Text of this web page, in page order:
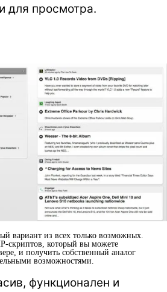
для просмотра.
вариант из всех только возможных.
скриптов, который вы можете
и получить собственный аналог
возможностями.
функционален и